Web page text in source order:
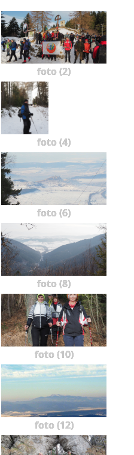
foto (2)
foto (4)
foto (6)
foto (8)
foto (10)
foto (12)